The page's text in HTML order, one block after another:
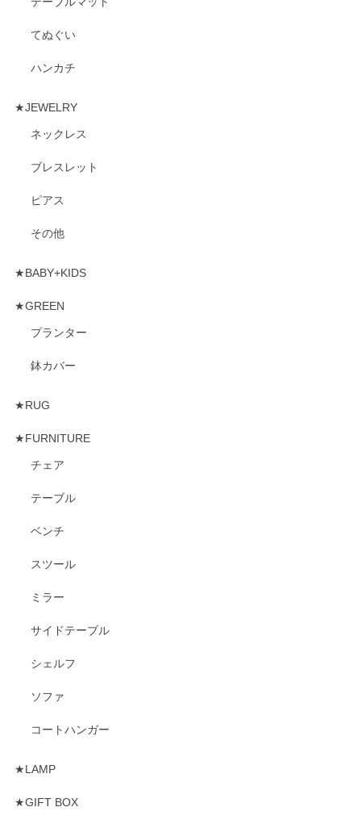
てぬぐい
ハンカチ
★JEWELRY
ネックレス
ブレスレット
ピアス
その他
★BABY+KIDS
★GREEN
プランター
鉢カバー
★RUG
★FURNITURE
チェア
テーブル
ベンチ
スツール
ミラー
サイドテーブル
シェルフ
ソファ
コートハンガー
★LAMP
★GIFT BOX